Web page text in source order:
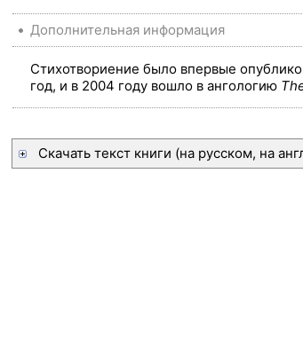
Дополнительная информация
Стихотвориение было впервые
год, и в 2004 году вошло в ангологию
Скачать текст книги (на русском, на